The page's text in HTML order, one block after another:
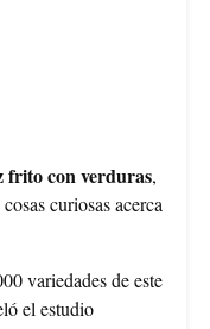
frito con verduras,
curiosas acerca
variedades de este
el estudio